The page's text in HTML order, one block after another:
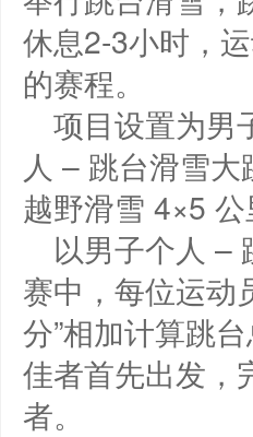
休息2-3小时，
的赛程。
项目设置为男
人 – 跳台滑雪
越野滑雪 4×5 公
以男子个人 –
赛中，每位运动
分”相加计算跳
佳者首先出发，
者。